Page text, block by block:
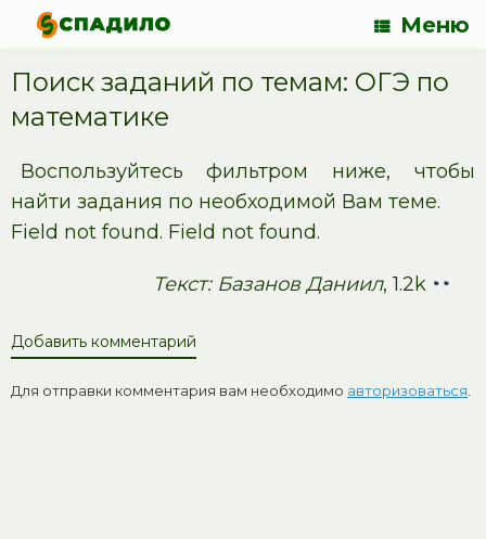
Меню
Поиск заданий по темам: ОГЭ по
математике
Воспользуйтесь фильтром ниже, чтобы
найти задания по необходимой Вам теме.
Field not found. Field not found.
Текст: Базанов Даниил, 1.2k
Добавить комментарий
Для отправки комментария вам необходимо авторизоваться